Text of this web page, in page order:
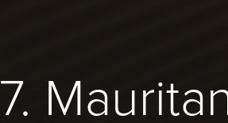
7.